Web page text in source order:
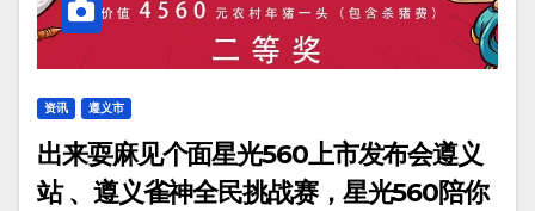
资讯 遵义市
出来耍麻见个面星光560上市发布会遵义
站 、遵义雀神全民挑战赛，星光560陪你